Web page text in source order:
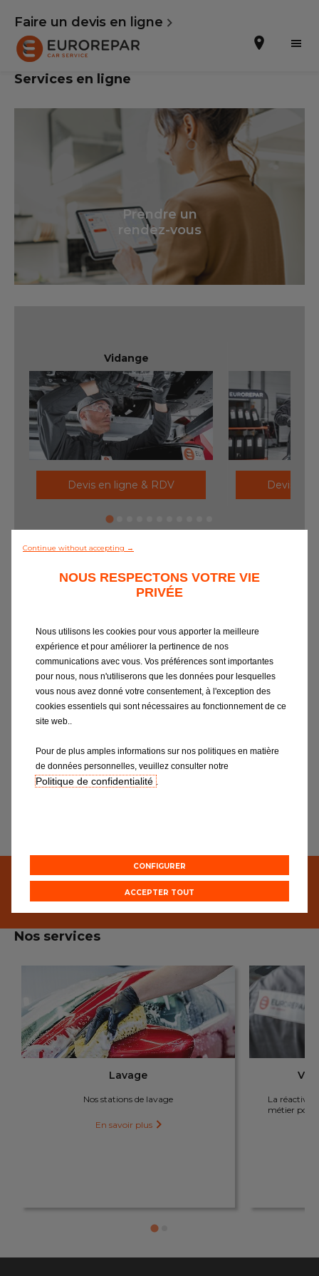
Prendre un rendez-vous
Notre enseigne
Nos promotions
Notre actualité
Nos prestations
Tous les garages
Intégrer le réseau
Services en ligne
Prendre un
rendez-vous
Faire un devis en ligne
Vidange
Devis en ligne & RDV Devis en
Nos prestations
Vidange
Les lubrifiants, garants d’un
pièces
préconisations
Réseaux sociaux / Contactez-nous
Nos services
Lavage
Nos stations de lavage
En savoir plus
La
métier pour
Continue without accepting →
NOUS RESPECTONS VOTRE VIE
PRIVÉE
Nous utilisons les cookies pour vous apporter la meilleure
expérience et pour améliorer la pertinence de nos
communications avec vous. Vos préférences sont importantes
pour nous, nous n'utiliserons que les données pour lesquelles
vous nous avez donné votre consentement, à l'exception des
cookies essentiels qui sont nécessaires au fonctionnement de ce
site web..
Pour de plus amples informations sur nos politiques en matière
de données personnelles, veuillez consulter notre
Politique de confidentialité .
CONFIGURER
ACCEPTER TOUT